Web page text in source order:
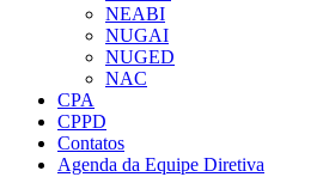
NEABI
NUGAI
NUGED
NAC
CPA
CPPD
Contatos
Agenda da Equipe Diretiva